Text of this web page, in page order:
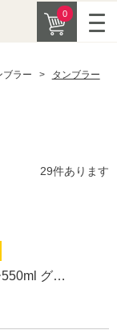
0
ブラー > タンブラー
29件あります
ストロータンブラー550ml グラデーションBE